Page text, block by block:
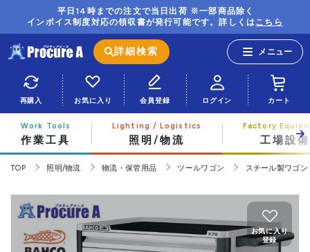
平日14時までの注文で当日出荷 ※一部商品除く
インボイス制度対応の領収書が発行可能です。詳しくはこちら
詳細検索
再購入 お気に入り 会員登録 ログイン カート
作業工具 照明/物流 工場設備
TOP 照明/物流 物流・保管用品 ツールワゴン スチール製ワゴ
お気に入り
登録